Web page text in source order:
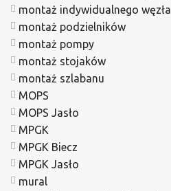
montaż indywidualnego węzła
montaż podzielników
montaż pompy
montaż stojaków
montaż szlabanu
MOPS
MOPS Jasło
MPGK
MPGK Biecz
MPGK Jasło
mural